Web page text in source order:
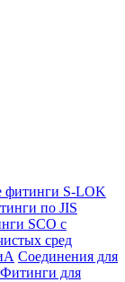
S-LOK
по JIS
SCO с
сред
Соединения для
Фитинги для